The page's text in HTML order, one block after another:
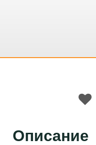
Описание